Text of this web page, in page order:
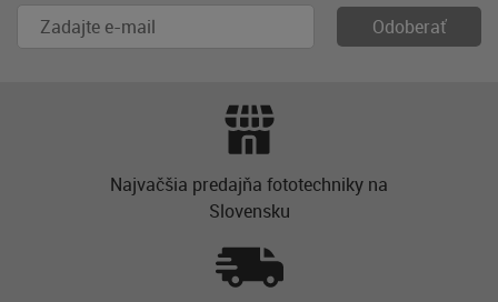
Najvačšia predajňa fototechniky na
Slovensku